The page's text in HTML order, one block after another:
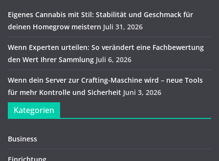
Eigenes Cannabis mit Stil: Stabilität und Geschmack für
deinen Homegrow meistern Juli 31, 2026
Wenn Experten urteilen: So verändert eine Fachbewertung
den Wert Ihrer Sammlung Juli 6, 2026
Wenn dein Server zur Crafting-Maschine wird – neue Tools
für mehr Kontrolle und Sicherheit Juni 3, 2026
Kategorien
Business